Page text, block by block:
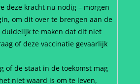
deze kracht nu nodig – morgen
om dit over te brengen aan de
duidelijk te maken dat dit niet
of deze vaccinatie gevaarlijk
of de staat in de toekomst mag
niet waard is om te leven,